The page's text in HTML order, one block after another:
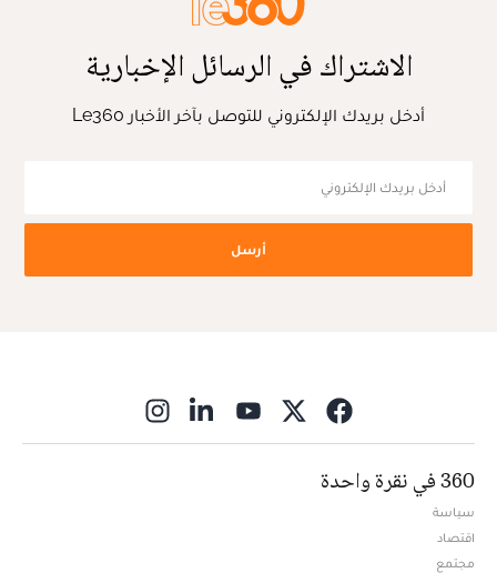
الاشتراك في الرسائل الإخبارية
أدخل بريدك الإلكتروني للتوصل بآخر الأخبار Le360
أرسل
360 في نقرة واحدة
سياسة
اقتصاد
مجتمع